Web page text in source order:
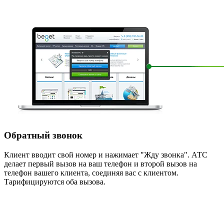
Обратный звонок
Клиент вводит свой номер и нажимает "Жду звонка". АТС
делает первый вызов на ваш телефон и второй вызов на
телефон вашего клиента, соединяя вас с клиентом.
Тарифицируются оба вызова.